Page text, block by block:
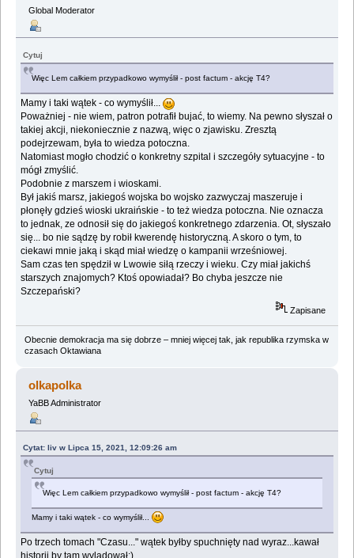
Global Moderator
Cytuj
Więc Lem całkiem przypadkowo wymyślił - post factum - akcję T4?
Mamy i taki wątek - co wymyślił...
Poważniej - nie wiem, patron potrafił bujać, to wiemy. Na pewno słyszał o
takiej akcji, niekoniecznie z nazwą, więc o zjawisku. Zresztą
podejrzewam, była to wiedza potoczna.
Natomiast mogło chodzić o konkretny szpital i szczegóły sytuacyjne - to
mógł zmyślić.
Podobnie z marszem i wioskami.
Był jakiś marsz, jakiegoś wojska bo wojsko zazwyczaj maszeruje i
płonęły gdzieś wioski ukraińskie - to też wiedza potoczna. Nie oznacza
to jednak, ze odnosił się do jakiegoś konkretnego zdarzenia. Ot, słyszało
się... bo nie sądzę by robił kwerendę historyczną. A skoro o tym, to
ciekawi mnie jaką i skąd miał wiedzę o kampanii wrześniowej.
Sam czas ten spędził w Lwowie siłą rzeczy i wieku. Czy miał jakichś
starszych znajomych? Ktoś opowiadał? Bo chyba jeszcze nie
Szczepański?
Zapisane
Obecnie demokracja ma się dobrze – mniej więcej tak, jak republika rzymska w
czasach Oktawiana
olkapolka
YaBB Administrator
Cytat: liv w Lipca 15, 2021, 12:09:26 am
Cytuj
Więc Lem całkiem przypadkowo wymyślił - post factum - akcję T4?
Mamy i taki wątek - co wymyślił...
Po trzech tomach "Czasu..." wątek byłby spuchnięty nad wyraz...kawał